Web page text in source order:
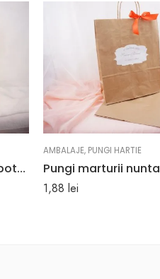
Pungi marturii nunta sau botez culoare portocalie 25 x 11 x 31 cm
AMBALAJE, PUNGI HARTIE
1,88 lei